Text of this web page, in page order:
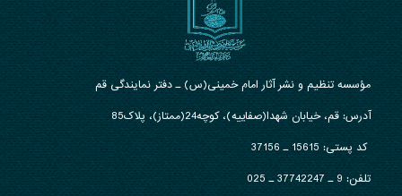
مؤسسه تنظیم و نشر آثار امام خمینی(س) ـ دفتر نمایندگی قم
آدرس: قم، خیابان شهدا(صفاییه)، کوچه24(ممتاز)، پلاک85
کد پستی: 15615 ـ 37156
تلفن:9 ـ 37742247 ـ 025